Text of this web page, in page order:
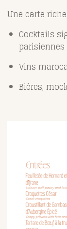
Une carte
Cocktails
Vins
Bières,